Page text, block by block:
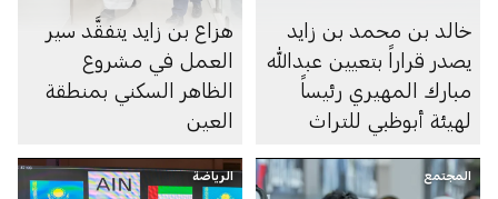
خالد بن محمد بن زايد
يصدر قراراً بتعيين عبدالله
مبارك المهيري رئيساً
لهيئة أبوظبي للتراث
هزاع بن زايد يتفقَّد سير
العمل في مشروع
الظاهر السكني بمنطقة
العين
المجتمع الرياضة